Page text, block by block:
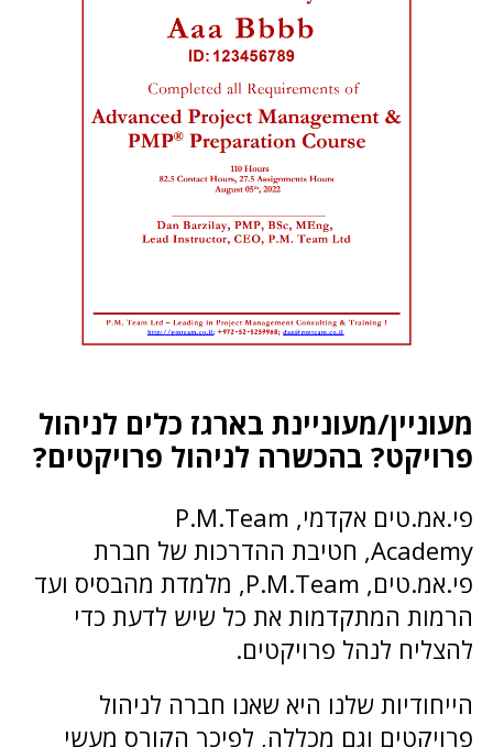
מעוניין/מעוניינת בארגז כלים לניהול
פרויקט? בהכשרה לניהול פרויקטים?
פי.אמ.טים אקדמי, P.M.Team
Academy, חטיבת ההדרכות של חברת
פי.אמ.טים, P.M.Team, מלמדת מהבסיס ועד
הרמות המתקדמות את כל שיש לדעת כדי
להצליח לנהל פרויקטים.
הייחודיות שלנו היא שאנו חברה לניהול
פרויקטים וגם מכללה, לפיכך הקורס מעשי